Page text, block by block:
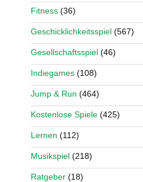
Fitness (36)
Geschicklichkeitsspiel (567)
Gesellschaftsspiel (46)
Indiegames (108)
Jump & Run (464)
Kostenlose Spiele (425)
Lernen (112)
Musikspiel (218)
Ratgeber (18)